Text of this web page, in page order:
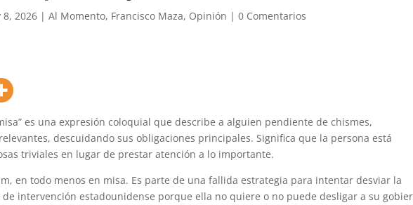
8, 2026 |Al Momento, Francisco Maza, Opinión |0 Comentarios
es una expresión coloquial que describe a alguien pendiente de chismes,
descuidando sus obligaciones principales. Significa que la persona está
triviales en lugar de prestar atención a lo importante.
en todo menos en misa. Es parte de una fallida estrategia para intentar desviar la
de intervención estadounidense porque ella no quiere o no puede desligar a su